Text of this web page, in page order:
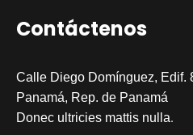
Contáctenos
Calle Diego Domínguez, Edif.
Panamá, Rep. de Panamá
Donec ultricies mattis nulla.